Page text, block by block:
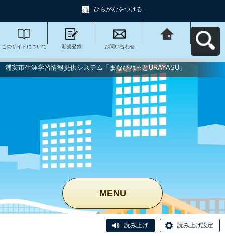
ひらがなをつける
このサイトについて 新規登録 お問い合わせ
びねっと
URAYASU」へ戻る
浦安市生涯学習情報提供システム「まなびねっとURAYASU」
MENU
読み上げ 読み上げ設定